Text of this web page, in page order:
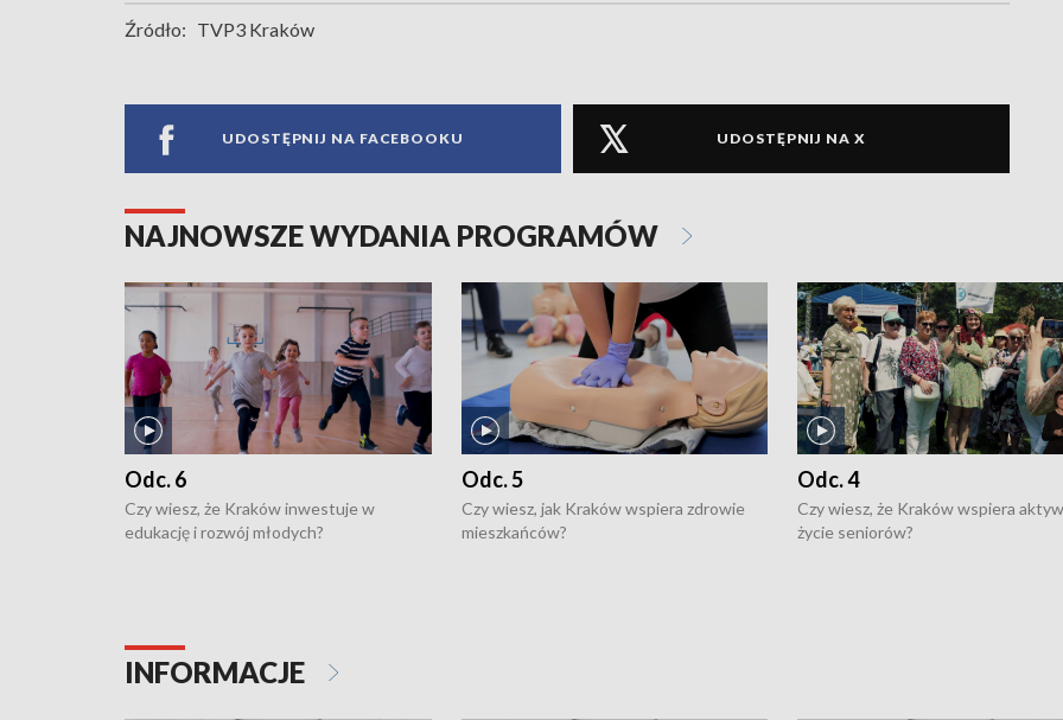
Źródło: TVP3 Kraków
UDOSTĘPNIJ NA FACEBOOKU UDOSTĘPNIJ NA X
NAJNOWSZE WYDANIA PROGRAMÓW
Odc. 6
Czy wiesz, że Kraków inwestuje w
edukację i rozwój młodych?
Odc. 5
Czy wiesz, jak Kraków wspiera zdrowie
mieszkańców?
Odc. 4
Czy wiesz, że Kraków wspiera
życie seniorów?
INFORMACJE